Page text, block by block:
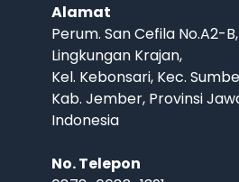
Alamat
Perum. San Cefila No.A2-B,
Lingkungan Krajan,
Kel. Kebonsari, Kec.
Kab. Jember, Provinsi
Indonesia
No. Telepon